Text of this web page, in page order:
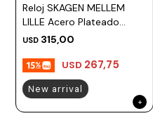
Reloj SKAGEN MELLEM
LILLE Acero Plateado
Esfera 28mm
USD 315,00
USD 267,75
New arrival
Karvik
Prune
Mistral
Camelbak
EmpresaCompraBlog